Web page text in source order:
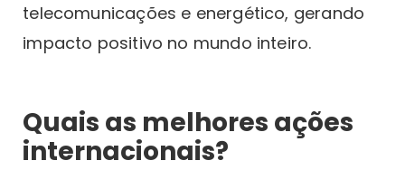
telecomunicações e energético, gerando
impacto positivo no mundo inteiro.
Quais as melhores ações
internacionais?